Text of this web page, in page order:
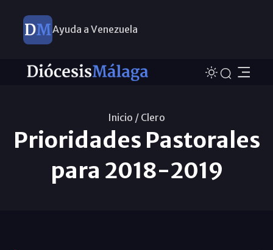
Ayuda a Venezuela
Inicio / Clero
Prioridades Pastorales
para 2018-2019